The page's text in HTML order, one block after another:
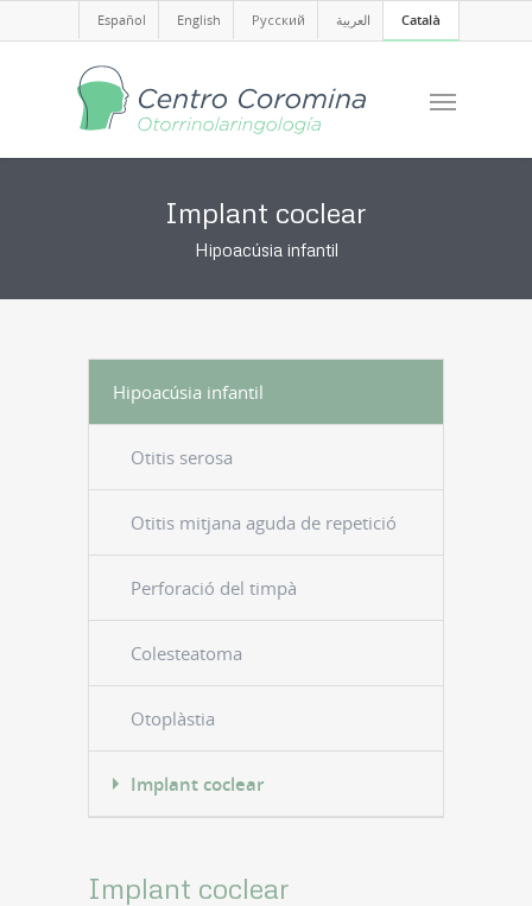
Español English Русский العربية Català
Implant coclear
Hipoacúsia infantil
Hipoacúsia infantil
Otitis serosa
Otitis mitjana aguda de repetició
Perforació del timpà
Colesteatoma
Otoplàstia
Implant coclear
Implant coclear